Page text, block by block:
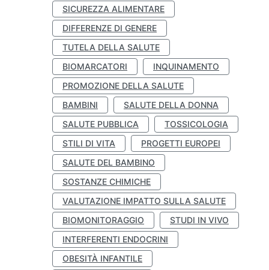
SICUREZZA ALIMENTARE
DIFFERENZE DI GENERE
TUTELA DELLA SALUTE
BIOMARCATORI
INQUINAMENTO
PROMOZIONE DELLA SALUTE
BAMBINI
SALUTE DELLA DONNA
SALUTE PUBBLICA
TOSSICOLOGIA
STILI DI VITA
PROGETTI EUROPEI
SALUTE DEL BAMBINO
SOSTANZE CHIMICHE
VALUTAZIONE IMPATTO SULLA SALUTE
BIOMONITORAGGIO
STUDI IN VIVO
INTERFERENTI ENDOCRINI
OBESITÀ INFANTILE